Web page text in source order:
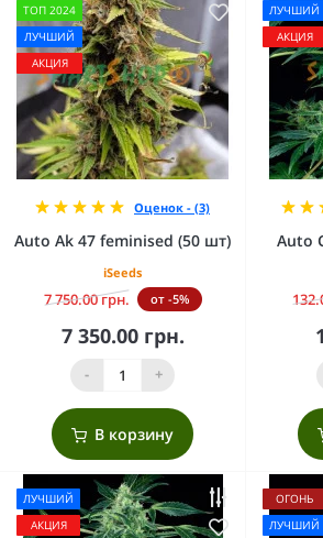
ТОП 2024
ЛУЧШИЙ
АКЦИЯ
Оценок - (3)
Auto Ak 47 feminised (50 шт)
iSeeds
7 750.00 грн. от -5%
7 350.00 грн.
- +
В корзину
ЛУЧШИЙ
АКЦИЯ
Auto
ЛУЧШИЙ
АКЦИЯ
ОГОНЬ
ЛУЧШИЙ